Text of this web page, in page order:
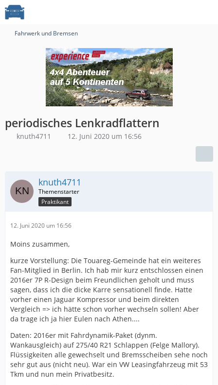
Fahrwerk und Bremsen
periodisches Lenkradflattern
knuth4711 12. Juni 2020 um 16:56
knuth4711
Praktikant
12. Juni 2020 um 16:56
Moins zusammen,
kurze Vorstellung: Die Touareg-Gemeinde hat ein weiteres
Fan-Mitglied in Berlin. Ich hab mir kurz entschlossen einen
2016er 7P R-Design beim Freundlichen geholt und muss
sagen, dass ich die dicke Karre sensationell finde. Hatte
vorher einen Jaguar Kompressor und beim direkten
Vergleich => ich hätte schon vorher wechseln sollen! Aber
da trage ich ja hier Eulen nach Athen....
Daten: 2016er mit Fahrdynamik-Paket (dynm.
Wankausgleich) auf 275/40 R21 Schlappen (Felge Mallory).
Flüssigkeiten alle gewechselt und Bremsscheiben sehe noch
sehr gut aus (nicht neu). War ein VW Leasingfahrzeug mit 53
Tkm und nun mein Privatbesitz.